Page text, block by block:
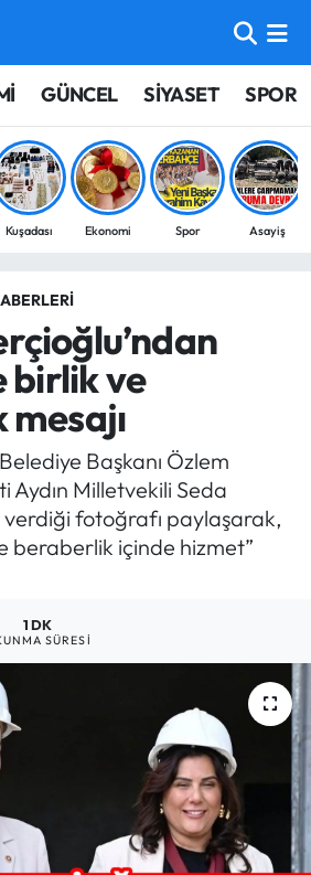
GÜNCEL SİYASET SPOR
Kuşadası Ekonomi Spor Asayiş
birlik ve
Başkanı Özlem
Aydın Milletvekili Seda
verdiği fotoğrafı paylaşarak,
beraberlik içinde hizmet”
1 DK
SÜRESI
ve Fikstür